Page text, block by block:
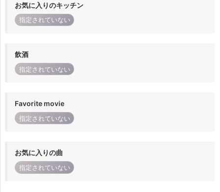
お気に入りのキッチン
指定されていない
飲酒
指定されていない
Favorite movie
指定されていない
お気に入りの曲
指定されていない